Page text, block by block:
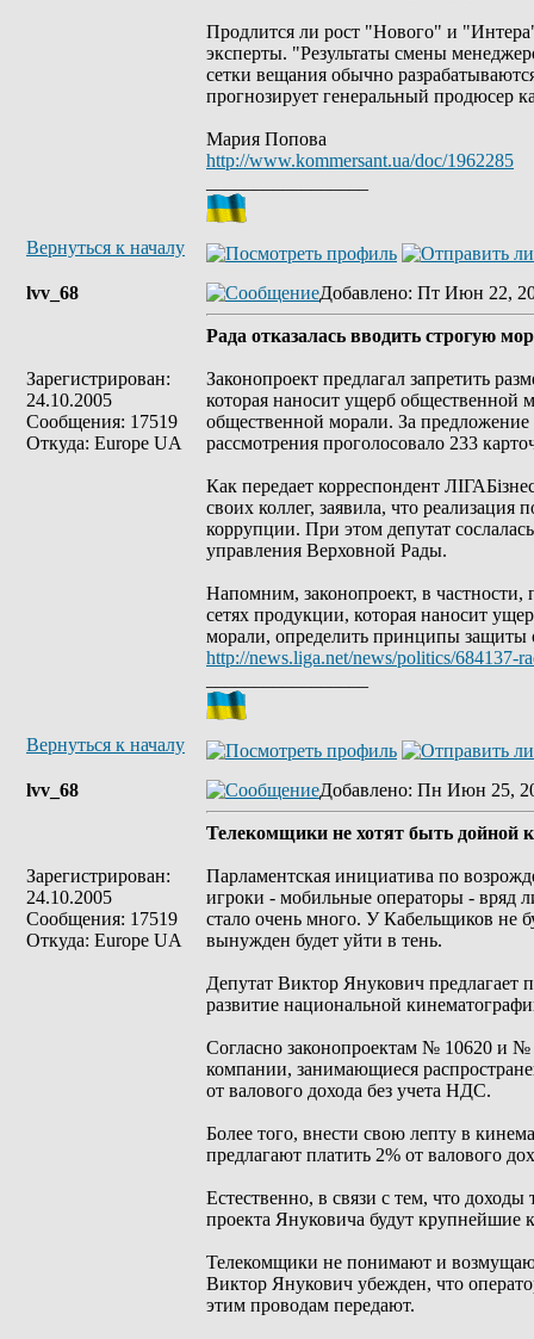
Продлится ли рост "Нового" и
эксперты. "Результаты смены
сетки вещания обычно
прогнозирует генеральный продюсер
Мария Попова
http://www.kommersant.ua/doc/1962285
Вернуться к началу
lvv_68
Зарегистрирован:
24.10.2005
Сообщения: 17519
Откуда: Europe UA
Добавлено: Пт Июн 22,
Рада отказалась вводить строгую
Законопроект предлагал запретить
которая наносит ущерб общественной
общественной морали. За
рассмотрения проголосовало 233
Как передает корреспондент
своих коллег, заявила, что
коррупции. При этом депутат
управления Верховной Рады.
Напомним, законопроект, в частности,
сетях продукции, которая наносит
морали, определить принципы защиты
http://news.liga.net/news/politics/684137-
Вернуться к началу
lvv_68
Зарегистрирован:
24.10.2005
Сообщения: 17519
Откуда: Europe UA
Добавлено: Пн Июн 25,
Телекомщики не хотят быть дойной
Парламентская инициатива по
игроки - мобильные операторы - вряд
стало очень много. У Кабельщиков не
вынужден будет уйти в тень.
Депутат Виктор Янукович предлагает
развитие национальной
Согласно законопроектам № 10620 и №
компании, занимающиеся
от валового дохода без учета НДС.
Более того, внести свою лепту в
предлагают платить 2% от валового
Естественно, в связи с тем, что
проекта Януковича будут
Телекомщики не понимают и
Виктор Янукович убежден, что
этим проводам передают.